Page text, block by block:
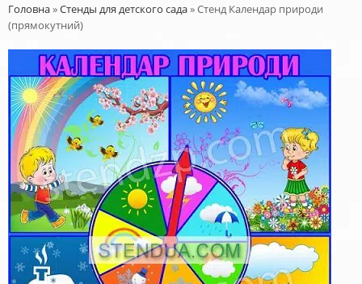
Головна»Стенды для детского сада»Стенд Календар природи
(прямокутний)